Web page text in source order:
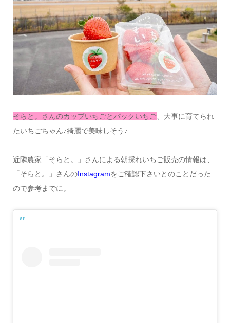
そらと。さんのカップいちごとパックいちご、大事に育てられ
たいちごちゃん♪綺麗で美味しそう♪
近隣農家「そらと。」さんによる朝採れいちご販売の情報は、
「そらと。」さんのInstagramをご確認下さいとのことだった
ので参考までに。